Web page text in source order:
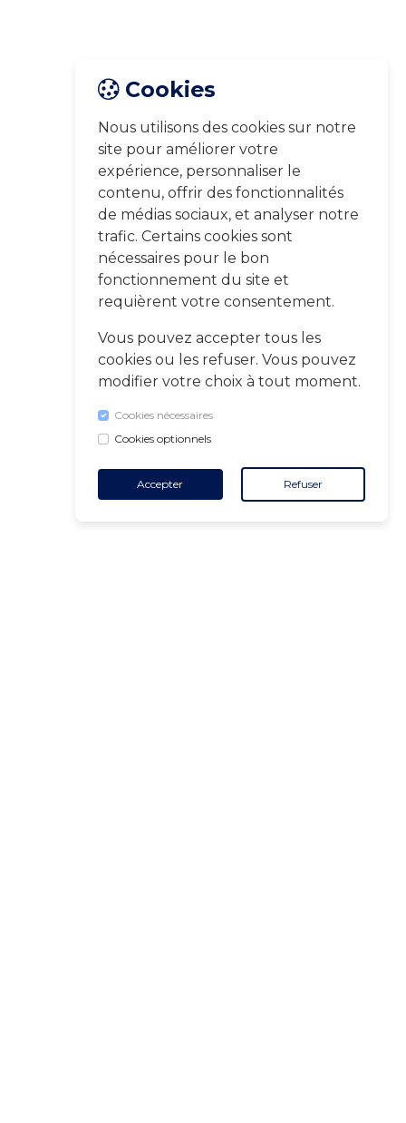
Cookies
Nous utilisons des cookies sur notre
site pour améliorer votre
expérience, personnaliser le
contenu, offrir des fonctionnalités
de médias sociaux, et analyser notre
trafic. Certains cookies sont
nécessaires pour le bon
fonctionnement du site et
requièrent votre consentement.
Vous pouvez accepter tous les
cookies ou les refuser. Vous pouvez
modifier votre choix à tout moment.
Cookies nécessaires
Cookies optionnels
Accepter Refuser